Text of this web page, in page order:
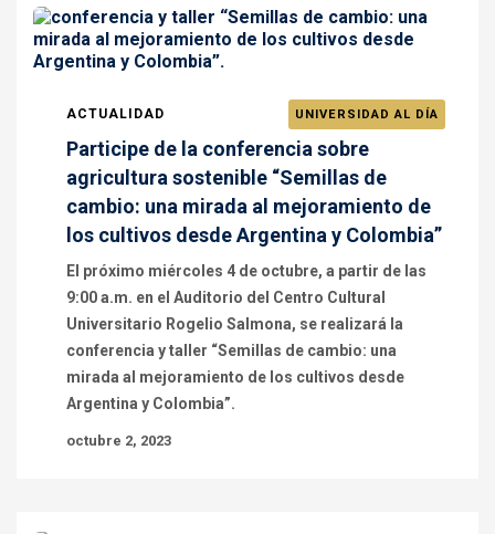
ACTUALIDAD UNIVERSIDAD AL DÍA
Participe de la conferencia sobre
agricultura sostenible “Semillas de
cambio: una mirada al mejoramiento de
los cultivos desde Argentina y Colombia”
El próximo miércoles 4 de octubre, a partir de las
9:00 a.m. en el Auditorio del Centro Cultural
Universitario Rogelio Salmona, se realizará la
conferencia y taller “Semillas de cambio: una
mirada al mejoramiento de los cultivos desde
Argentina y Colombia”.
octubre 2, 2023